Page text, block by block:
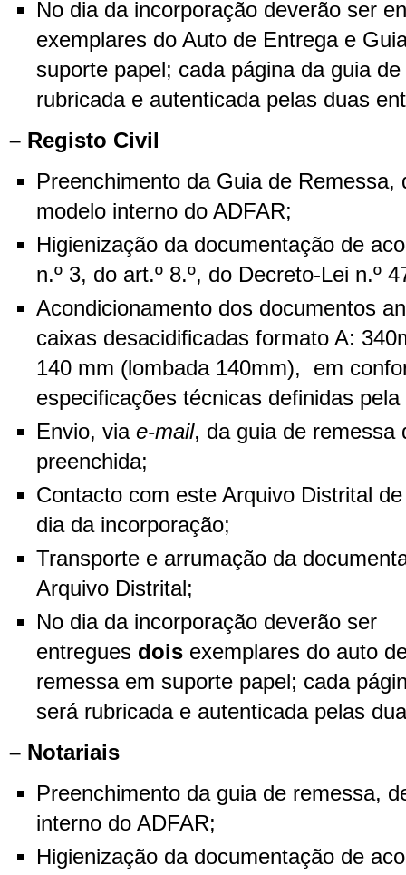
No dia da incorporação deverão ser
exemplares do Auto de Entrega e
suporte papel; cada página da guia
rubricada e autenticada pelas duas
– Registo Civil
Preenchimento da Guia de Remessa,
modelo interno do ADFAR;
Higienização da documentação de
n.º 3, do art.º 8.º, do Decreto-Lei n.º
Acondicionamento dos documentos
caixas desacidificadas formato A:
140 mm (lombada 140mm), em
especificações técnicas definidas
Envio, via e-mail, da guia de remessa
preenchida;
Contacto com este Arquivo Distrital
dia da incorporação;
Transporte e arrumação da
Arquivo Distrital;
No dia da incorporação deverão ser
entregues dois exemplares do auto
remessa em suporte papel; cada
será rubricada e autenticada pelas
– Notariais
Preenchimento da guia de remessa,
interno do ADFAR;
Higienização da documentação de